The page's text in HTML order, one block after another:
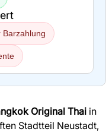
Barzahlung
Original Thai in
Stadtteil Neustadt,